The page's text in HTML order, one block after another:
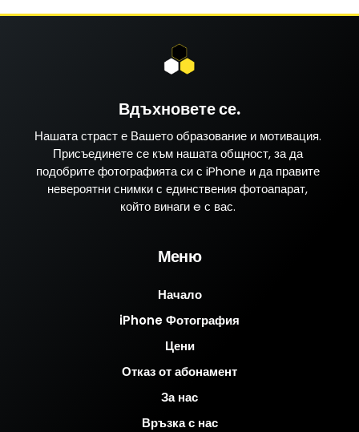
Вдъхновете се.
Нашата страст е Вашето образование и мотивация.
Присъединете се към нашата общност, за да
подобрите фотографията си с iPhone и да правите
невероятни снимки с единствения фотоапарат,
който винаги e с вас.
Меню
Начало
iPhone Фотография
Цени
Отказ от абонамент
За нас
Връзка с нас